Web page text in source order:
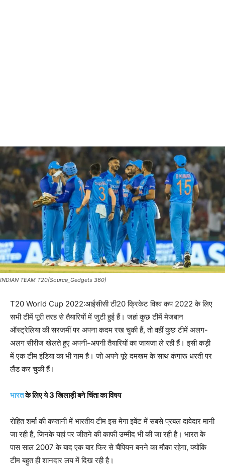
INDIAN TEAM T20(Source_Gedgets 360)
T20 World Cup 2022:आईसीसी टी20 क्रिकेट विश्व कप 2022 के लिए
सभी टीमें पूरी तरह से तैयारियों में जुटी हुई हैं। जहां कुछ टीमें मेजबान
ऑस्ट्रेलिया की सरजमीं पर अपना कदम रख चुकी हैं, तो वहीं कुछ टीमें अलग-
अलग सीरीज खेलते हुए अपनी-अपनी तैयारियों का जायजा ले रही हैं। इसी कड़ी
में एक टीम इंडिया का भी नाम है। जो अपने पूरे दमखम के साथ कंगारू धरती पर
लैंड कर चुकी हैं।
भारतके लिए ये 3 खिलाड़ी बने चिंता का विषय
रोहित शर्मा की कप्तानी में भारतीय टीम इस मेगा इवेंट में सबसे प्रबल दावेदार मानी
जा रही हैं, जिनके यहां पर जीतने की काफी उम्मीद भी की जा रही है। भारत के
पास साल 2007 के बाद एक बार फिर से चैंपियन बनने का मौका रहेगा, क्योंकि
टीम बहुत ही शानदार लय में दिख रही है।